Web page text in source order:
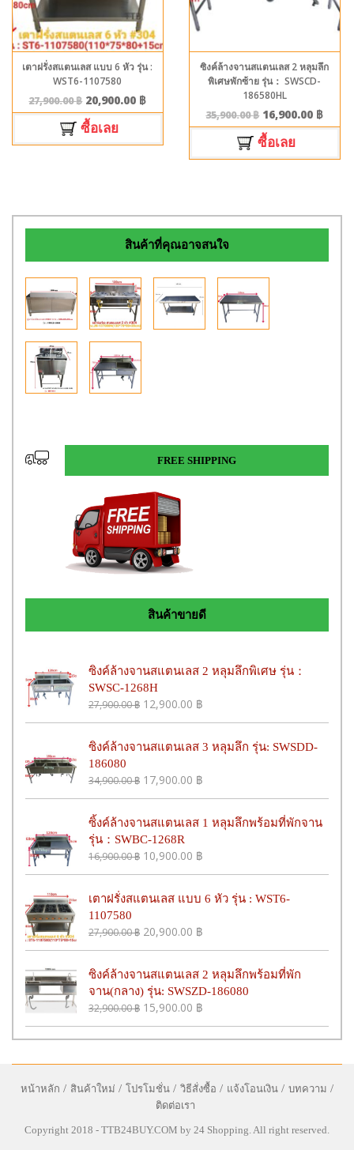
เตาฝรั่งสแตนเลส แบบ 6 หัว รุ่น :
WST6-1107580
27,900.00฿ 20,900.00 ฿
ซื้อเลย
ซิงค์ล้างจานสแตนเลส 2 หลุมลึก
พิเศษพักซ้าย รุ่น： SWSCD-
186580HL
35,900.00฿ 16,900.00 ฿
ซื้อเลย
สินค้าที่คุณอาจสนใจ
FREE SHIPPING
สินค้าขายดี
ซิงค์ล้างจานสแตนเลส 2 หลุมลึกพิเศษ รุ่น：
SWSC-1268H
27,900.00฿ 12,900.00 ฿
ซิงค์ล้างจานสแตนเลส 3 หลุมลึก รุ่น: SWSDD-
186080
34,900.00฿ 17,900.00 ฿
ซิ้งค์ล้างจานสแตนเลส 1 หลุมลึกพร้อมที่พักจาน
รุ่น：SWBC-1268R
16,900.00฿ 10,900.00 ฿
เตาฝรั่งสแตนเลส แบบ 6 หัว รุ่น : WST6-
1107580
27,900.00฿ 20,900.00 ฿
ซิงค์ล้างจานสแตนเลส 2 หลุมลึกพร้อมที่พัก
จาน(กลาง) รุ่น: SWSZD-186080
32,900.00฿ 15,900.00 ฿
หน้าหลัก สินค้าใหม่ โปรโมชั่น วิธีสั่งซื้อ แจ้งโอนเงิน
บทความ
ติดต่อเรา
Copyright 2018 - TTB24BUY.COM by 24 Shopping. All right reserved.